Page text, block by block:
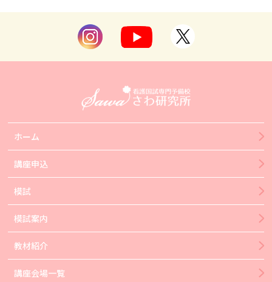
ホーム
講座申込
模試
模試案内
教材紹介
講座会場一覧